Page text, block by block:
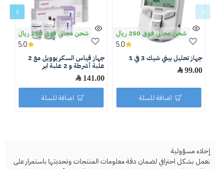
شحن مجاني فوق 250 ريال
جهاز تحليل بيني شيك 3 في 1
99.00 ﷼
5.0
اضافة للسلة
شحن مجاني فوق 250 ريال
جهاز قياس السكر يوويل مع 2
علبة أشرطة و 2 علبة ابر
141.00 ﷼
5.0
اضافة للسلة
إخلاء مسؤولية
نعمل بشكل احترافي لضمان دقة معلومات المنتجات وتحديثها باستمرار على